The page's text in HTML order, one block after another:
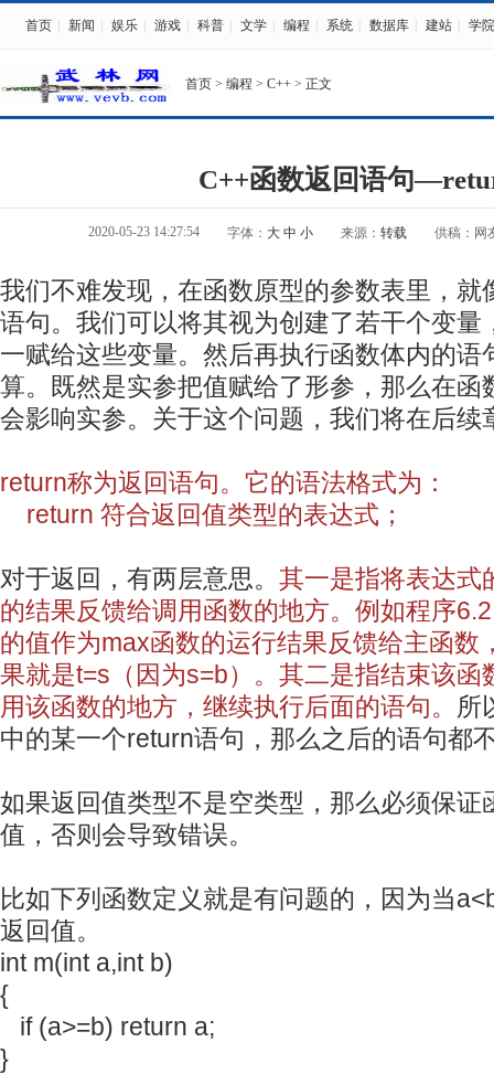
首页 新闻 娱乐 游戏 科普 文学 编程 系统 数据库 建站 学院
首页 > 编程 > C++ > 正文
C++函数返回语句
2020-05-23 14:27:54 字体： 大 中 小 来源： 转载 供稿：网
我们不难发现，在函数原型的参数表里，就
语句。我们可以将其视为创建了若干个变量
一赋给这些变量。然后再执行函数体内的语
算。既然是实参把值赋给了形参，那么在函
会影响实参。关于这个问题，我们将在后续
return称为返回语句。它的语法格式为：
return 符合返回值类型的表达式；
对于返回，有两层意思。 其一是指将表达式
的结果反馈给调用函数的地方。例如程序
的值作为max函数的运行结果反馈给主函数
果就是t=s（因为s=b）。其二是指结束该函
用该函数的地方，继续执行后面的语句。 所
中的某一个return语句，那么之后的语句都
如果返回值类型不是空类型，那么必须保证
值，否则会导致错误。
比如下列函数定义就是有问题的，因为当
返回值。
int m(int a,int b)
{
if (a>=b) return a;
}